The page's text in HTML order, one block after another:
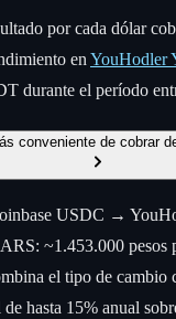
por cada dólar
en YouHodler
durante el período
conveniente de cobrar
USDC →
~1.453.000 pesos
el tipo de cambio
hasta 15% anual